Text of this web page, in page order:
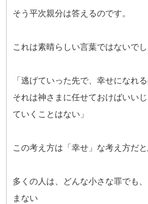
そう平次親分は答えるのです。
これは素晴らしい言葉ではないで
「逃げていった先で、幸せになれ
それは神さまに任せておけばいい
ていくことはない」
この考え方は「幸せ」な考え方だと
多くの人は、どんな小さな罪でも
まない